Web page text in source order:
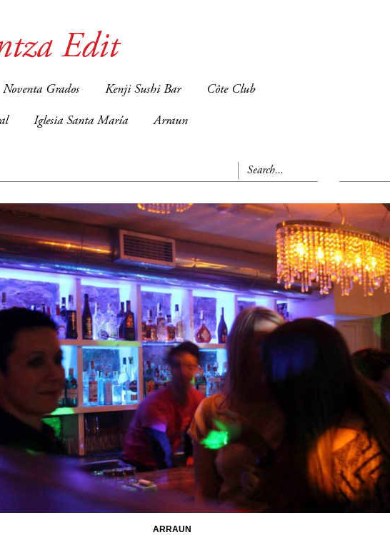
Edit
Noventa Grados Kenji Sushi Bar Côte Club
Iglesia Santa María Arraun
ARRAUN